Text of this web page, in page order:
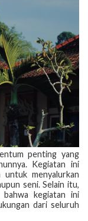
penting yang
Kegiatan ini
untuk menyalurkan
seni. Selain itu,
bahwa kegiatan ini
dari seluruh